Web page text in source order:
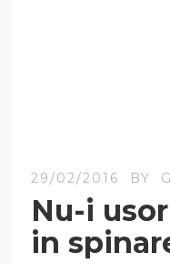
29/02/2016 BY
Nu-i
in